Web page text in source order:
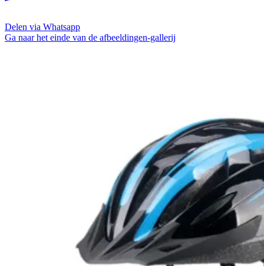
Delen via Whatsapp
Ga naar het einde van de afbeeldingen-gallerij